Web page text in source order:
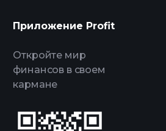
by AI
списки для
миллиардера
Приложение Profit
Откройте мир
финансов в своем
кармане